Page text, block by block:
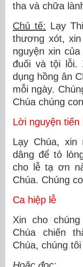
tha và chữa
Chủ tế: Lạy
thương xót,
nguyện xin
đuối và tội lỗi.
dụng hồng ân
mỗi ngày.
Chúa chúng
Lời nguyện tiến
Lạy Chúa, xin
dâng để tỏ
cho lễ tạ ơn
Chúa. Chúng
Ca hiệp lễ
Xin cho
Chúa chiến
Chúa, chúng